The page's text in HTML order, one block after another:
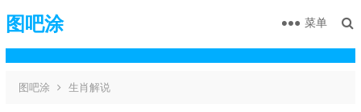
图吧涂 菜单
图吧涂 生肖解说